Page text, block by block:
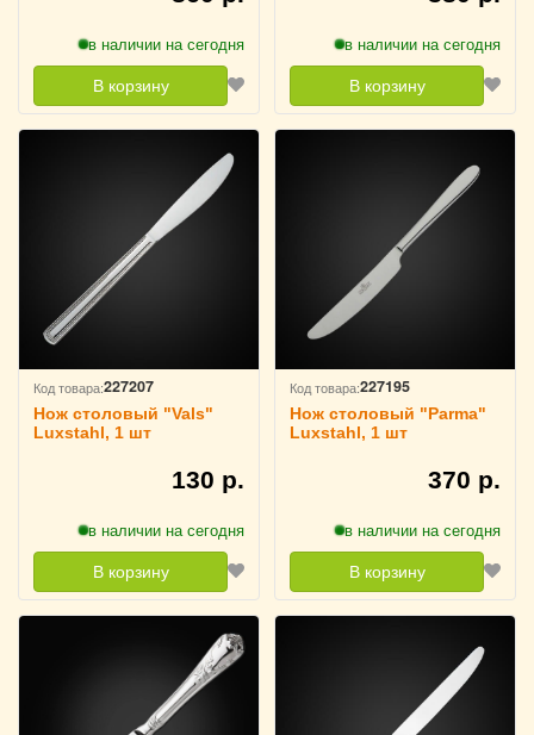
в наличии на сегодня
В корзину
в наличии на сегодня
В корзину
Код товара:227207
Нож столовый "Vals"
Luxstahl, 1 шт
130 р.
в наличии на сегодня
В корзину
Код товара:227195
Нож столовый "Parma"
Luxstahl, 1 шт
370 р.
в наличии на сегодня
В корзину